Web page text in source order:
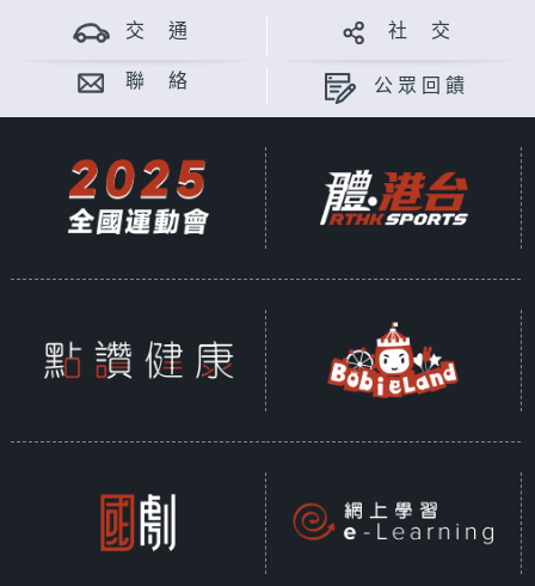
交 通 社 交
聯 絡 公眾回饋